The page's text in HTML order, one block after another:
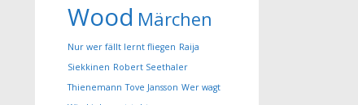
Wood Märchen
Nur wer fällt lernt fliegen Raija
Siekkinen Robert Seethaler
Thienemann Tove Jansson Wer wagt